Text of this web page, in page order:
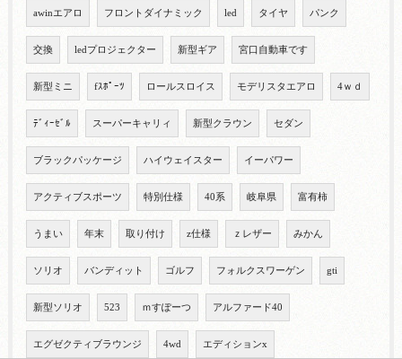
awinエアロ フロントダイナミック led タイヤ パンク
交換 ledプロジェクター 新型ギア 宮口自動車です
新型ミニ fｽﾎﾟｰﾂ ロールスロイス モデリスタエアロ 4ｗｄ
ﾃﾞｨｰｾﾞﾙ スーパーキャリィ 新型クラウン セダン
ブラックパッケージ ハイウェイスター イーパワー
アクティブスポーツ 特別仕様 40系 岐阜県 富有柿
うまい 年末 取り付け z仕様 ｚレザー みかん
ソリオ バンディット ゴルフ フォルクスワーゲン gti
新型ソリオ 523 ｍすぽーつ アルファード40
エグゼクティブラウンジ 4wd エディションx